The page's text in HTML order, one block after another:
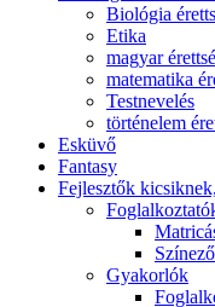
Biológia
Etika
magyar
matematika
Testnevelés
történelem
Esküvő
Fantasy
Fejlesztők
Gyakorlók